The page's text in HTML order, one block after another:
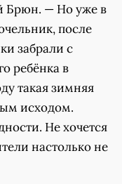
Брюн. — Но уже в
после
забрали с
ребёнка в
такая зимняя
исходом.
Не хочется
настолько не